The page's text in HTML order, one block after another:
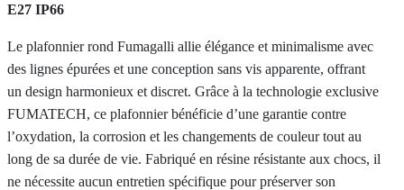
E27 IP66
Le plafonnier rond Fumagalli allie élégance et minimalisme avec
des lignes épurées et une conception sans vis apparente, offrant
un design harmonieux et discret. Grâce à la technologie exclusive
FUMATECH, ce plafonnier bénéficie d’une garantie contre
l’oxydation, la corrosion et les changements de couleur tout au
long de sa durée de vie. Fabriqué en résine résistante aux chocs, il
ne nécessite aucun entretien spécifique pour préserver son